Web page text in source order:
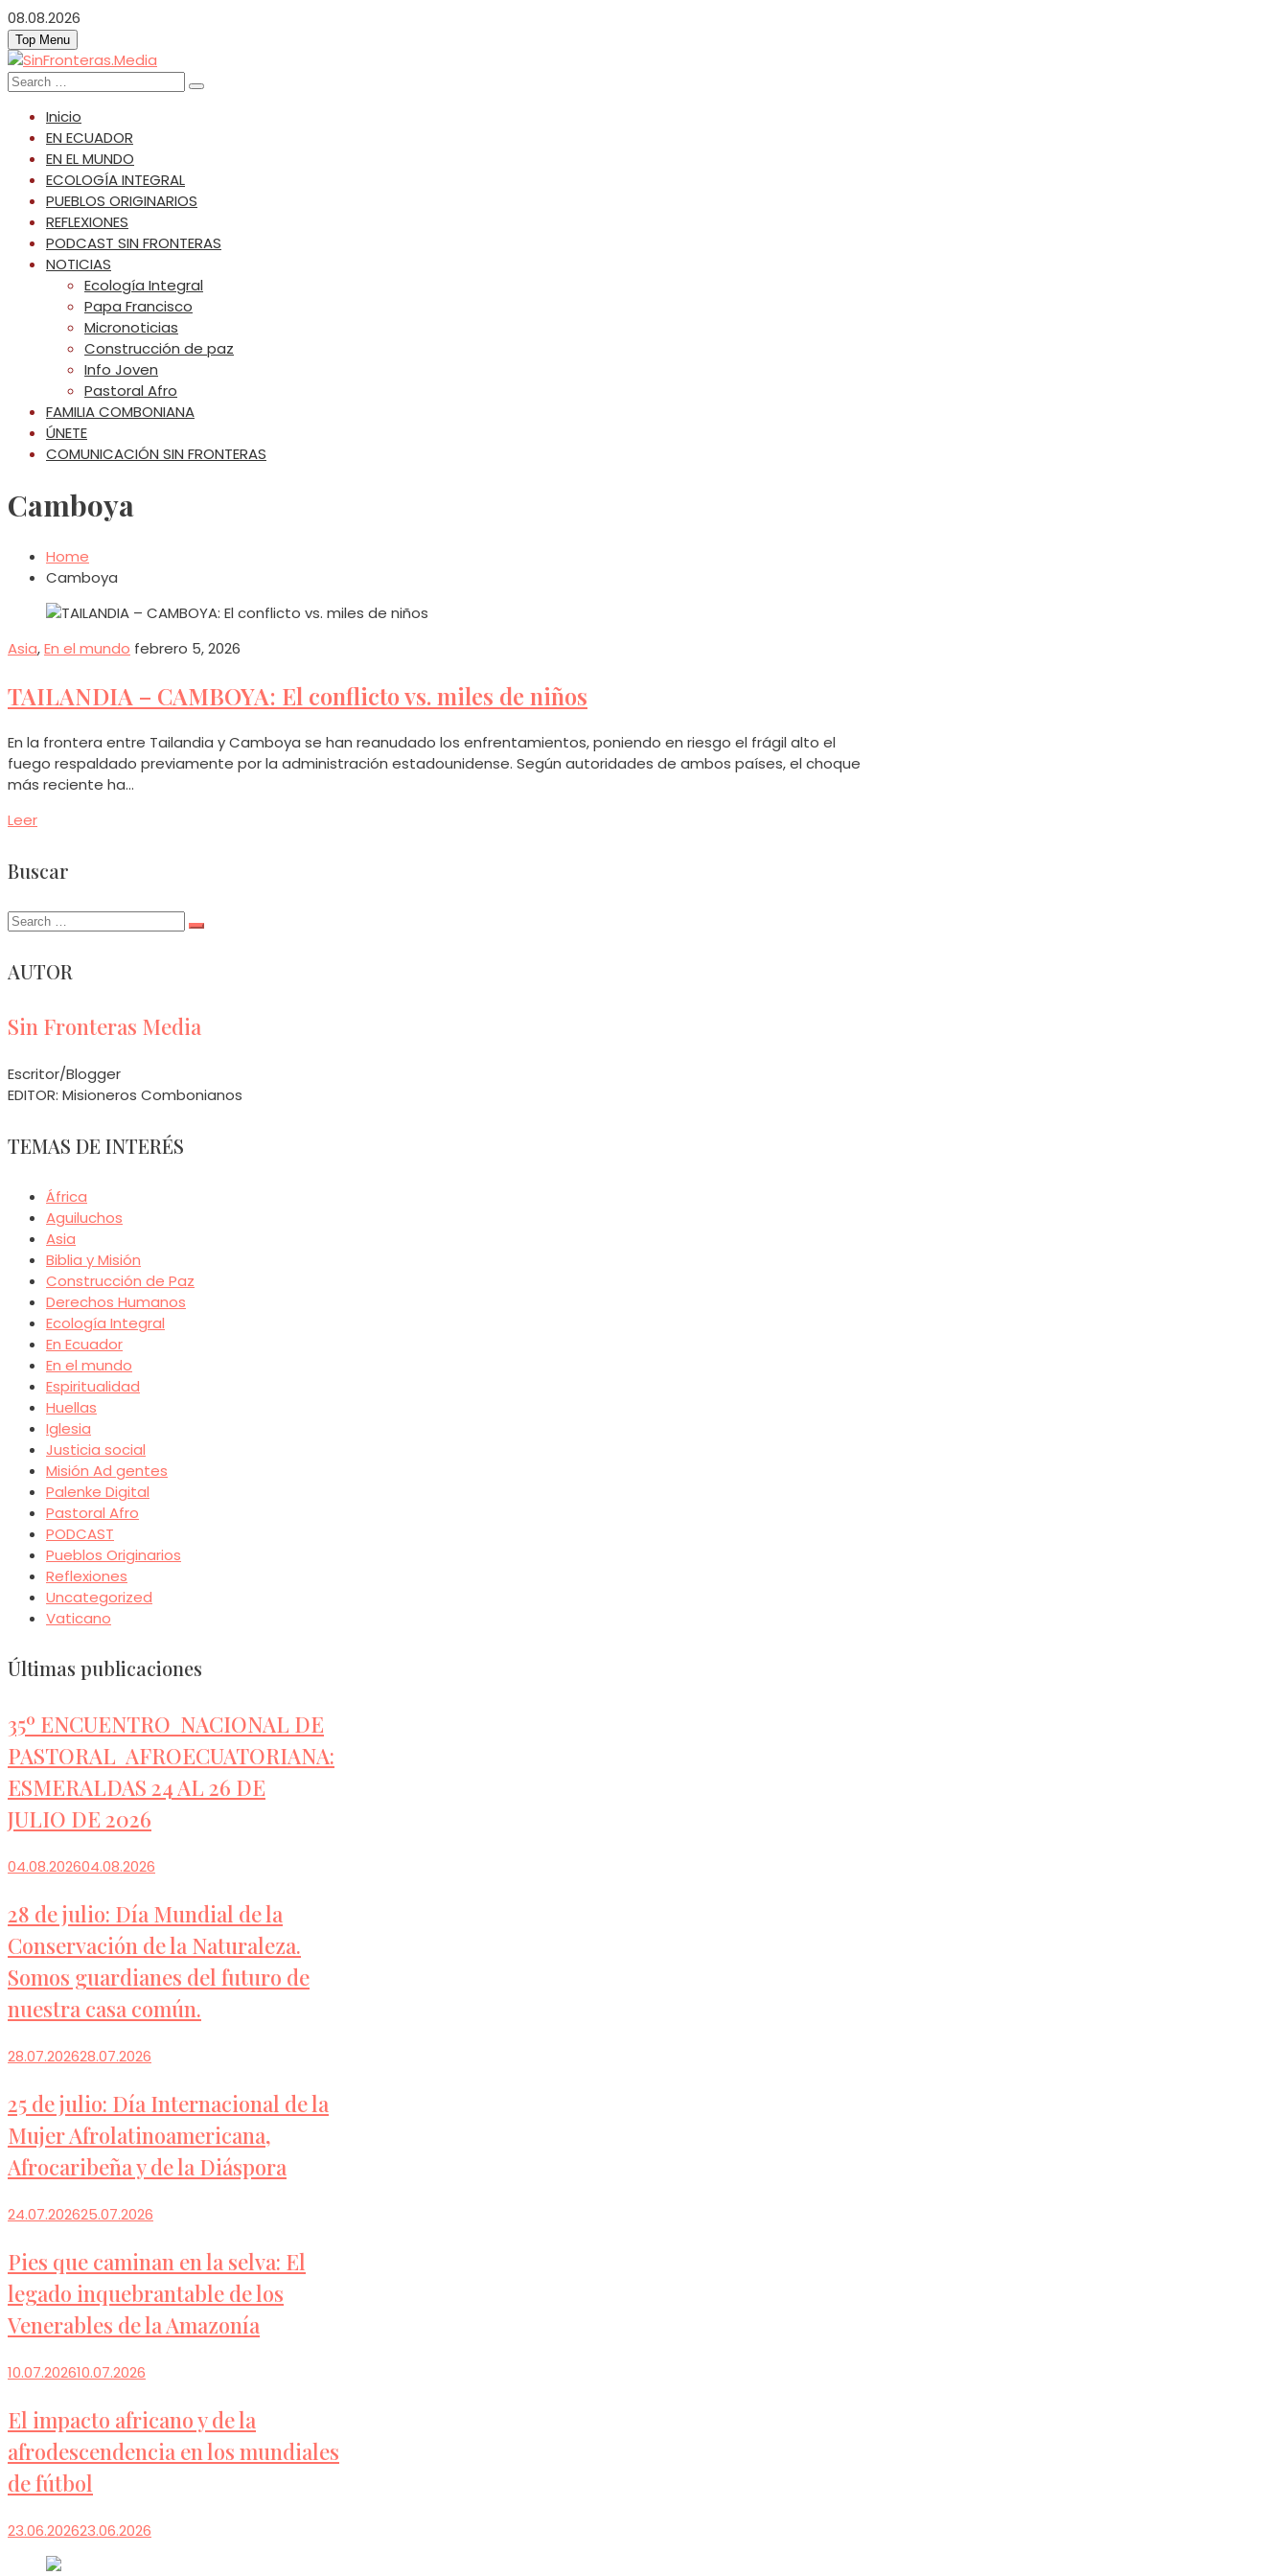
Skip
to
content
08.08.2026
Top Menu
Search
Inicio
EN ECUADOR
EN EL MUNDO
ECOLOGÍA INTEGRAL
PUEBLOS ORIGINARIOS
REFLEXIONES
PODCAST SIN FRONTERAS
NOTICIAS
Ecología Integral
Papa Francisco
Micronoticias
Construcción de paz
Info Joven
Pastoral Afro
FAMILIA COMBONIANA
ÚNETE
COMUNICACIÓN SIN FRONTERAS
Camboya
Home
Camboya
Asia,En el mundo febrero 5, 2026
TAILANDIA – CAMBOYA: El conflicto vs. miles de niños
En la frontera entre Tailandia y Camboya se han reanudado los enfrentamientos, poniendo en riesgo el frágil alto el
fuego respaldado previamente por la administración estadounidense. Según autoridades de ambos países, el choque
más reciente ha…
Leer
Buscar
Search
AUTOR
Sin Fronteras Media
Escritor/Blogger
EDITOR: Misioneros Combonianos
TEMAS DE INTERÉS
África
Aguiluchos
Asia
Biblia y Misión
Construcción de Paz
Derechos Humanos
Ecología Integral
En Ecuador
En el mundo
Espiritualidad
Huellas
Iglesia
Justicia social
Misión Ad gentes
Palenke Digital
Pastoral Afro
PODCAST
Pueblos Originarios
Reflexiones
Uncategorized
Vaticano
Últimas publicaciones
35º ENCUENTRO NACIONAL DE
PASTORAL AFROECUATORIANA:
ESMERALDAS 24 AL 26 DE
JULIO DE 2026
04.08.202604.08.2026
28 de julio: Día Mundial de la
Conservación de la Naturaleza.
Somos guardianes del futuro de
nuestra casa común.
28.07.202628.07.2026
25 de julio: Día Internacional de la
Mujer Afrolatinoamericana,
Afrocaribeña y de la Diáspora
24.07.202625.07.2026
Pies que caminan en la selva: El
legado inquebrantable de los
Venerables de la Amazonía
10.07.202610.07.2026
El impacto africano y de la
afrodescendencia en los mundiales
de fútbol
23.06.202623.06.2026